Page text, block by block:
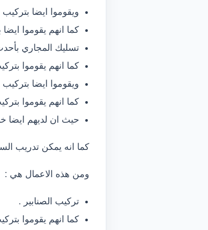
ويقوموا ايضا
كما انهم يقوموا
تسليك المجاري
كما انهم يقوموا
ويقوموا ايضا
كما انهم يقوموا
حيث ان لديهم ايضا
كما انه يمكن تدريب
ومن هذه الاعمال هي :
تركيب الصنابير .
كما انهم يقوموا